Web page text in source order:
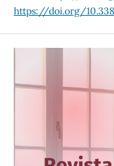
https://doi.org/